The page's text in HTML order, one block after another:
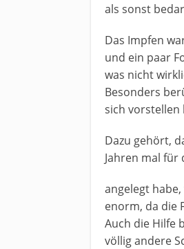
als sonst
Das Impfen
und ein paar
was nicht
Besonders
sich vorstellen
Dazu gehört,
Jahren mal für
angelegt
enorm, da die
Auch die Hilfe
völlig andere